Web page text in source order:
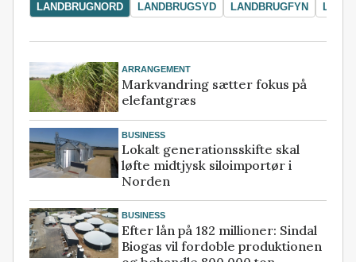
LANDBRUGNORD LANDBRUGSYD LANDBRUGFYN
ARRANGEMENT
Markvandring sætter fokus på
elefantgræs
BUSINESS
Lokalt generationsskifte skal
løfte midtjysk siloimportør i
Norden
BUSINESS
Efter lån på 182 millioner: Sindal
Biogas vil fordoble produktionen